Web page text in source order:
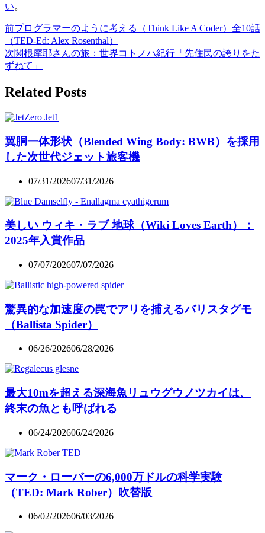
い。
前プログラマーのように考える（Think Like A Coder）全10話
（TED-Ed: Alex Rosenthal）
次関根摩耶さんの旅：世界コトノハ紀行「先住民の誇りをた
ずねて」
Related Posts
翼胴一体形状（Blended Wing Body: BWB）を採用
した次世代ジェット旅客機
07/31/202607/31/2026
美しい ウィキ・ラブ 地球（Wiki Loves Earth）：
2025年入賞作品
07/07/202607/07/2026
驚異的な加速度の罠でアリを捕えるバリスタグモ
（Ballista Spider）
06/26/202606/28/2026
最大10mを超える深海魚リュウグウノツカイは、
終末の魚とも呼ばれる
06/24/202606/24/2026
マーク・ローバーの6,000万ドルの科学実験
（TED: Mark Rober）吹替版
06/02/202606/03/2026